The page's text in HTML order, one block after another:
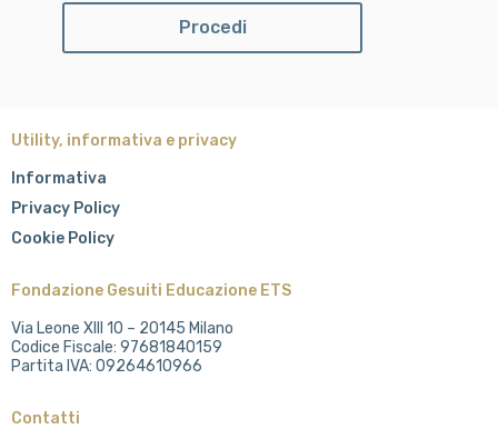
Utility, informativa e privacy
Informativa
Privacy Policy
Cookie Policy
Fondazione Gesuiti Educazione ETS
Via Leone XIII 10 – 20145 Milano
Codice Fiscale: 97681840159
Partita IVA: 09264610966
Contatti